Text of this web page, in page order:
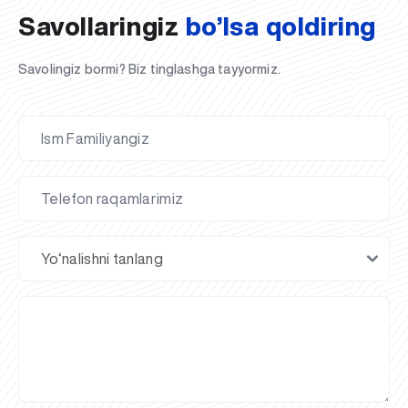
Savollaringiz bo’lsa qoldiring
Savolingiz bormi? Biz tinglashga tayyormiz.